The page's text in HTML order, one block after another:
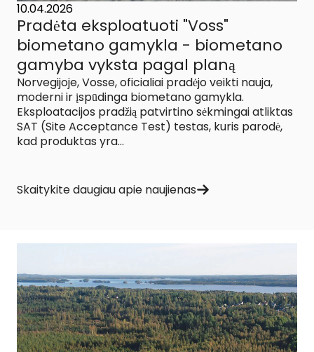
10.04.2026
Pradėta eksploatuoti "Voss"
biometano gamykla - biometano
gamyba vyksta pagal planą
Norvegijoje, Vosse, oficialiai pradėjo veikti nauja,
moderni ir įspūdinga biometano gamykla.
Eksploatacijos pradžią patvirtino sėkmingai atliktas
SAT (Site Acceptance Test) testas, kuris parodė,
kad produktas yra...
Skaitykite daugiau apie naujienas